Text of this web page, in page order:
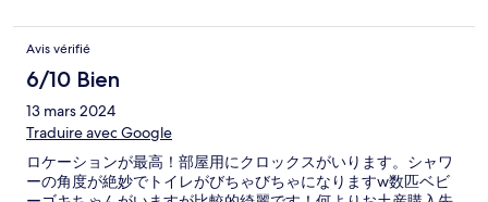
Avis vérifié
6/10 Bien
13 mars 2024
Traduire avec Google
ロケーションが最高！部屋用にクロックスがいります。シャワ
ーの角度が絶妙でトイレがびちゃびちゃになりますw数匹ベビ